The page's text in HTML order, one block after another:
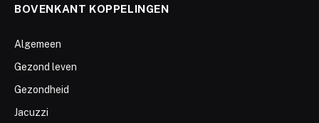
BOVENKANT KOPPELINGEN
Algemeen
Gezond leven
Gezondheid
Jacuzzi